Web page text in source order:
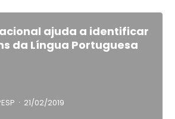
ajuda a identificar
da Língua Portuguesa
· 21/02/2019